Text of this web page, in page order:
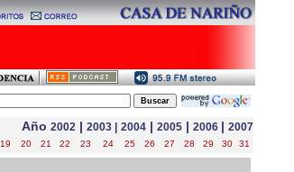
Año 2002 | 2003 2004 | 2005 | 2006 | 2007
19 20 21 22 23 24 25 26 27 28 29 30 31